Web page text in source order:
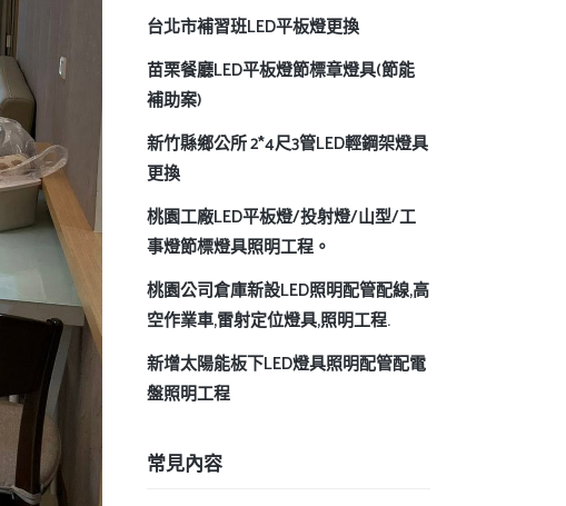
台北市補習班LED平板燈更換
苗栗餐廳LED平板燈節標章燈具(節能
補助案)
新竹縣鄉公所 2*4尺3管LED輕鋼架燈具
更換
桃園工廠LED平板燈/投射燈/山型/工
事燈節標燈具照明工程。
桃園公司倉庫新設LED照明配管配線,高
空作業車,雷射定位燈具,照明工程.
新增太陽能板下LED燈具照明配管配電
盤照明工程
常見內容